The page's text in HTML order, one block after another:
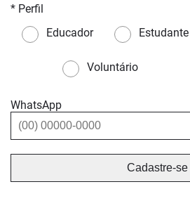
* Perfil
Educador
Estudante
Voluntário
WhatsApp